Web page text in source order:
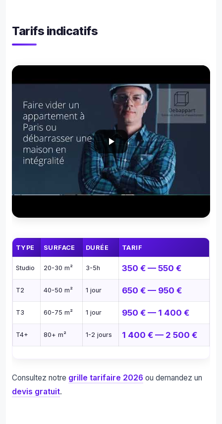
Tarifs indicatifs
TYPE SURFACE DURÉE TARIF
Studio 20-30 m² 3-5h 350 € — 550 €
T2 40-50 m² 1 jour 650 € — 950 €
T3 60-75 m² 1 jour 950 € — 1 400 €
T4+ 80+ m² 1-2 jours 1 400 € — 2 500 €
Consultez notre grille tarifaire 2026 ou demandez un
devis gratuit.